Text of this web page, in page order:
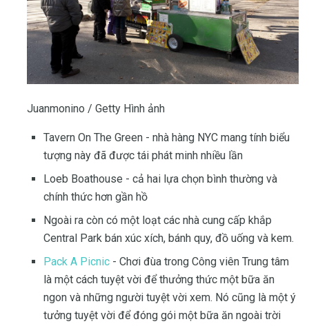
Juanmonino / Getty Hình ảnh
Tavern On The Green - nhà hàng NYC mang tính biểu
tượng này đã được tái phát minh nhiều lần
Loeb Boathouse - cả hai lựa chọn bình thường và
chính thức hơn gần hồ
Ngoài ra còn có một loạt các nhà cung cấp khắp
Central Park bán xúc xích, bánh quy, đồ uống và kem.
Pack A Picnic - Chơi đùa trong Công viên Trung tâm
là một cách tuyệt vời để thưởng thức một bữa ăn
ngon và những người tuyệt vời xem. Nó cũng là một ý
tưởng tuyệt vời để đóng gói một bữa ăn ngoài trời